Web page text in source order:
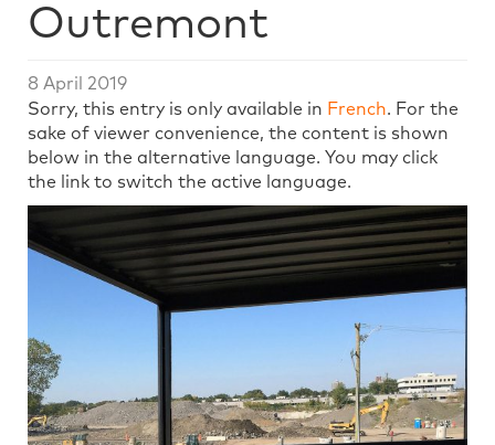
Outremont
8 April 2019
Sorry, this entry is only available in French. For the
sake of viewer convenience, the content is shown
below in the alternative language. You may click
the link to switch the active language.